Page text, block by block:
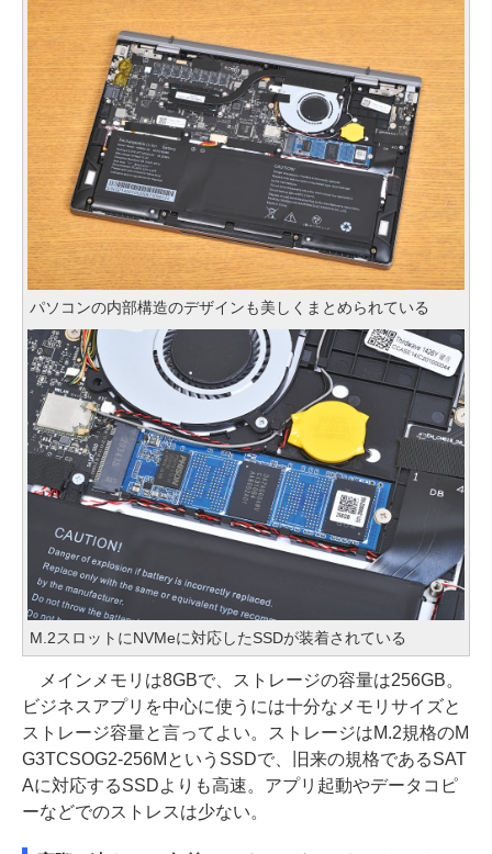
パソコンの内部構造のデザインも美しくまとめられている
M.2スロットにNVMeに対応したSSDが装着されている
メインメモリは8GBで、ストレージの容量は256GB。
ビジネスアプリを中心に使うには十分なメモリサイズと
ストレージ容量と言ってよい。ストレージはM.2規格のM
G3TCSOG2-256MというSSDで、旧来の規格であるSAT
Aに対応するSSDよりも高速。アプリ起動やデータコピ
ーなどでのストレスは少ない。